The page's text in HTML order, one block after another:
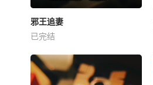
邪王追妻
未知
邪王追妻
已完结